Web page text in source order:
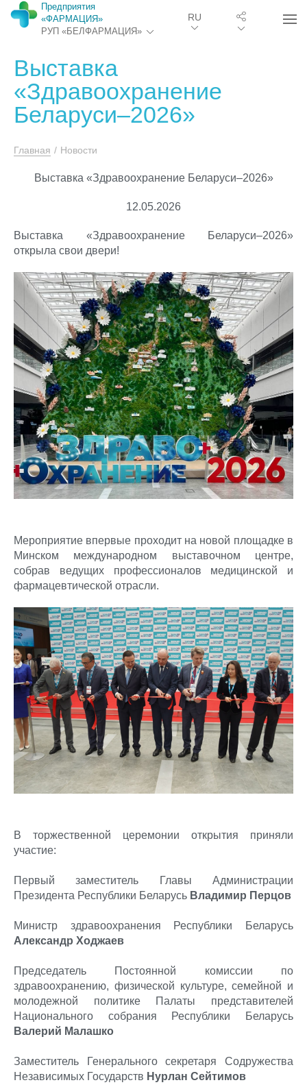
Предприятия
«ФАРМАЦИЯ»
РУП «БЕЛФАРМАЦИЯ»
RU
Выставка
«Здравоохранение
Беларуси–2026»
Главная / Новости
Выставка «Здравоохранение Беларуси–2026»
12.05.2026
Выставка «Здравоохранение Беларуси–2026»
открыла свои двери!
Мероприятие впервые проходит на новой площадке в
Минском международном выставочном центре,
собрав ведущих профессионалов медицинской и
фармацевтической отрасли.
В торжественной церемонии открытия приняли
участие:
Первый заместитель Главы Администрации
Президента Республики Беларусь Владимир Перцов
Министр здравоохранения Республики Беларусь
Александр Ходжаев
Председатель Постоянной комиссии по
здравоохранению, физической культуре, семейной и
молодежной политике Палаты представителей
Национального собрания Республики Беларусь
Валерий Малашко
Заместитель Генерального секретаря Содружества
Независимых Государств Нурлан Сейтимов